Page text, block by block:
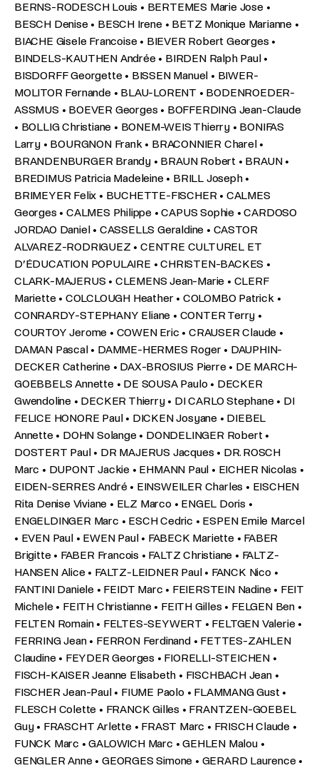
BERNS-RODESCH Louis • BERTEMES Marie Jose •
BESCH Denise • BESCH Irene • BETZ Monique Marianne •
BIACHE Gisele Francoise • BIEVER Robert Georges •
BINDELS-KAUTHEN Andrée • BIRDEN Ralph Paul •
BISDORFF Georgette • BISSEN Manuel • BIWER-
MOLITOR Fernande • BLAU-LORENT • BODENROEDER-
ASSMUS • BOEVER Georges • BOFFERDING Jean-Claude
• BOLLIG Christiane • BONEM-WEIS Thierry • BONIFAS
Larry • BOURGNON Frank • BRACONNIER Charel •
BRANDENBURGER Brandy • BRAUN Robert • BRAUN •
BREDIMUS Patricia Madeleine • BRILL Joseph •
BRIMEYER Felix • BUCHETTE-FISCHER • CALMES
Georges • CALMES Philippe • CAPUS Sophie • CARDOSO
JORDAO Daniel • CASSELLS Geraldine • CASTOR
ALVAREZ-RODRIGUEZ • CENTRE CULTUREL ET
D’ÉDUCATION POPULAIRE • CHRISTEN-BACKES •
CLARK-MAJERUS • CLEMENS Jean-Marie • CLERF
Mariette • COLCLOUGH Heather • COLOMBO Patrick •
CONRARDY-STEPHANY Eliane • CONTER Terry •
COURTOY Jerome • COWEN Eric • CRAUSER Claude •
DAMAN Pascal • DAMME-HERMES Roger • DAUPHIN-
DECKER Catherine • DAX-BROSIUS Pierre • DE MARCH-
GOEBBELS Annette • DE SOUSA Paulo • DECKER
Gwendoline • DECKER Thierry • DI CARLO Stephane • DI
FELICE HONORE Paul • DICKEN Josyane • DIEBEL
Annette • DOHN Solange • DONDELINGER Robert •
DOSTERT Paul • DR MAJERUS Jacques • DR. ROSCH
Marc • DUPONT Jackie • EHMANN Paul • EICHER Nicolas •
EIDEN-SERRES André • EINSWEILER Charles • EISCHEN
Rita Denise Viviane • ELZ Marco • ENGEL Doris •
ENGELDINGER Marc • ESCH Cedric • ESPEN Emile Marcel
• EVEN Paul • EWEN Paul • FABECK Mariette • FABER
Brigitte • FABER Francois • FALTZ Christiane • FALTZ-
HANSEN Alice • FALTZ-LEIDNER Paul • FANCK Nico •
FANTINI Daniele • FEIDT Marc • FEIERSTEIN Nadine • FEIT
Michele • FEITH Christianne • FEITH Gilles • FELGEN Ben •
FELTEN Romain • FELTES-SEYWERT • FELTGEN Valerie •
FERRING Jean • FERRON Ferdinand • FETTES-ZAHLEN
Claudine • FEYDER Georges • FIORELLI-STEICHEN •
FISCH-KAISER Jeanne Elisabeth • FISCHBACH Jean •
FISCHER Jean-Paul • FIUME Paolo • FLAMMANG Gust •
FLESCH Colette • FRANCK Gilles • FRANTZEN-GOEBEL
Guy • FRASCHT Arlette • FRAST Marc • FRISCH Claude •
FUNCK Marc • GALOWICH Marc • GEHLEN Malou •
GENGLER Anne • GEORGES Simone • GERARD Laurence •